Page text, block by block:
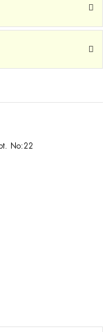
No:22